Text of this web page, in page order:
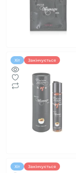
Хіт Закінчується
Хіт Закінчується